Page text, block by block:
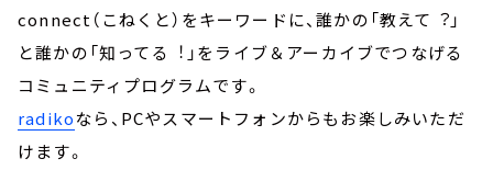
connect（こねくと）をキーワードに、誰かの「教えて︖」
と誰かの「知ってる︕」をライブ＆アーカイブでつなげる
コミュニティプログラムです。
radikoなら、PCやスマートフォンからもお楽しみいただ
けます。